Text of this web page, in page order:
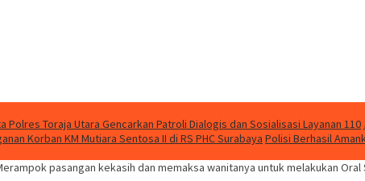
Toraja Utara Gencarkan Patroli Dialogis dan Sosialisasi Layanan 110
Korban KM Mutiara Sentosa II di RS PHC Surabaya Polisi Berhasil
pasangan kekasih dan memaksa wanitanya untuk melakukan Oral